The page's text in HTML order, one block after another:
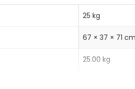
25 kg
67 × 37 × 71 cm
25.00 kg